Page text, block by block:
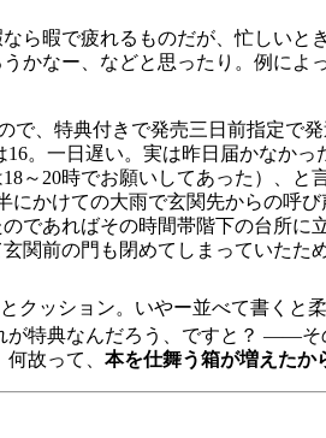
ら暇で疲れるものだが、忙しいと
かなー、などと思ったり。例によ
で、特典付きで発売三日前指定で
。一日遅い。実は昨日届かなかっ
～20時でお願いしてあった）、と
かけての大雨で玄関先からの呼び
であればその時間帯階下の台所に
関前の門も閉めてしまっていたた
クッション。いやー並べて書くと
が特典なんだろう、ですと？ ――そ
故って、 本を仕舞う箱が増えたか